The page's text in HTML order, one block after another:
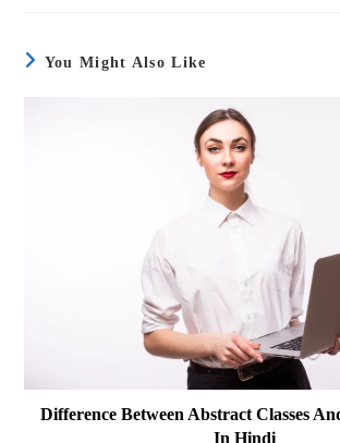
You Might Also Like
Difference Between Abstract Classes
In Hindi